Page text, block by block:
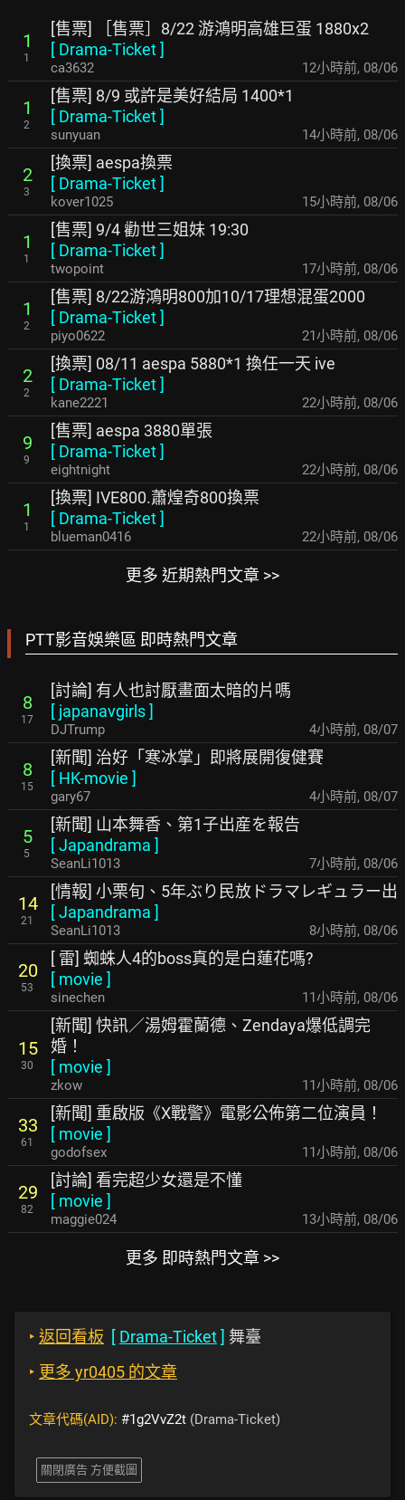
1
1
[售票] ［售票］8/22 游鴻明高雄巨蛋 1880x2
[ Drama-Ticket]
ca3632 12小時前, 08/06
1
2
[售票] 8/9 或許是美好結局 1400*1
[ Drama-Ticket]
sunyuan 14小時前, 08/06
2
3
[換票] aespa換票
[ Drama-Ticket]
kover1025 15小時前, 08/06
1
1
[售票] 9/4 勸世三姐妹 19:30
[ Drama-Ticket]
twopoint 17小時前, 08/06
1
2
[售票] 8/22游鴻明800加10/17理想混蛋2000
[ Drama-Ticket]
piyo0622 21小時前, 08/06
2
2
[換票] 08/11 aespa 5880*1 換任一天 ive
[ Drama-Ticket]
kane2221 22小時前, 08/06
9
9
[售票] aespa 3880單張
[ Drama-Ticket]
eightnight 22小時前, 08/06
1
1
[換票] IVE800.蕭煌奇800換票
[ Drama-Ticket]
blueman0416 22小時前, 08/06
更多 近期熱門文章 >>
PTT影音娛樂區 即時熱門文章
8
17
[討論] 有人也討厭畫面太暗的片嗎
[ japanavgirls]
DJTrump 4小時前, 08/07
8
15
[新聞] 治好「寒冰掌」即將展開復健賽
[ HK-movie ]
gary67 4小時前, 08/07
5
5
[新聞] 山本舞香、第1子出産を報告
[Japandrama ]
SeanLi1013 7小時前, 08/06
14
21
[情報] 小栗旬、5年ぶり民放ドラマレギュラー出
[Japandrama ]
SeanLi1013 8小時前, 08/06
20
53
[ 雷] 蜘蛛人4的boss真的是白蓮花嗎?
[ movie ]
sinechen 11小時前, 08/06
15
30
[新聞] 快訊／湯姆霍蘭德、Zendaya爆低調完
婚！
[ movie ]
zkow 11小時前, 08/06
33
61
[新聞] 重啟版《X戰警》電影公佈第二位演員！
[ movie ]
godofsex 11小時前, 08/06
29
82
[討論] 看完超少女還是不懂
[ movie ]
maggie024 13小時前, 08/06
更多 即時熱門文章 >>
‣ 返回看板 [ Drama-Ticket] 舞臺
‣ 更多 yr0405 的文章
文章代碼(AID): #1g2VvZ2t (Drama-Ticket)
關閉廣告 方便截圖